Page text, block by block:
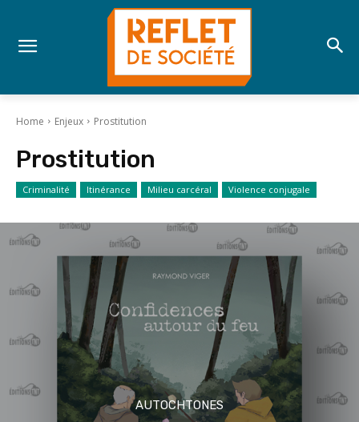
Home Enjeux Prostitution
Prostitution
Criminalité Itinérance Milieu carcéral Violence conjugale
AUTOCHTONES